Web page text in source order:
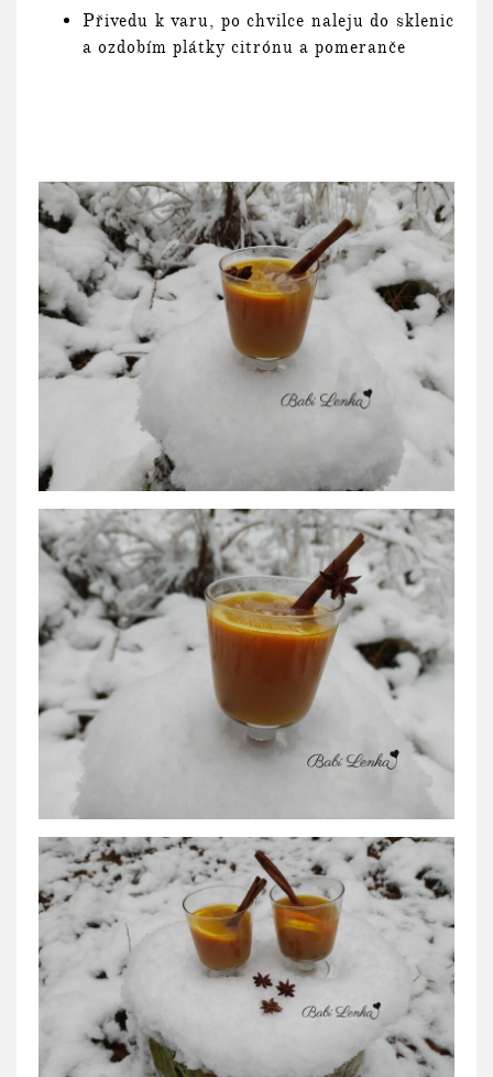
Přivedu k varu, po chvilce naleju do sklenic
a ozdobím plátky citrónu a pomeranče